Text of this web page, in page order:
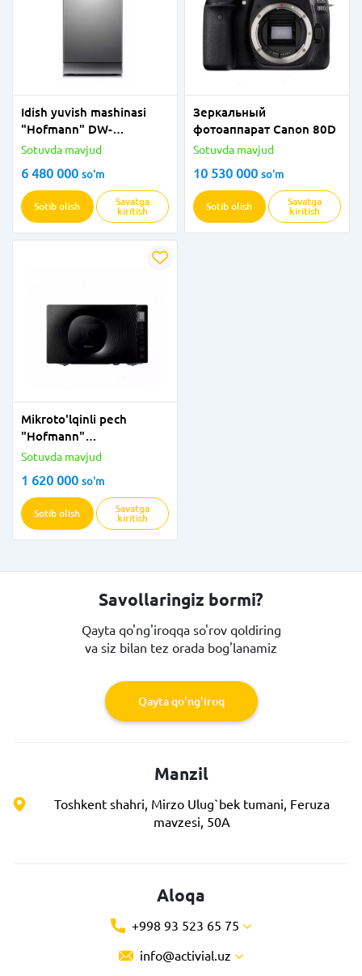
Idish yuvish mashinasi
"Hofmann" DW-
M107S/HF (Kumush) 10
Sotuvda mavjud
6 480 000 so'm
Sotib olish
Savatga
kiritish
Зеркальный
фотоаппарат Canon 80D
Sotuvda mavjud
10 530 000 so'm
Sotib olish
Savatga
kiritish
Mikroto'lqinli pech
"Hofmann"
MW823TBK/HF (Qora) 23
Sotuvda mavjud
1 620 000 so'm
Sotib olish
Savatga
kiritish
Savollaringiz bormi?
Qayta qo'ng'iroqqa so'rov qoldiring
va siz bilan tez orada bog'lanamiz
Qayta qo'ng'iroq
Manzil
Toshkent shahri, Mirzo Ulug`bek tumani, Feruza
mavzesi, 50A
Aloqa
+998 93 523 65 75
info@activial.uz